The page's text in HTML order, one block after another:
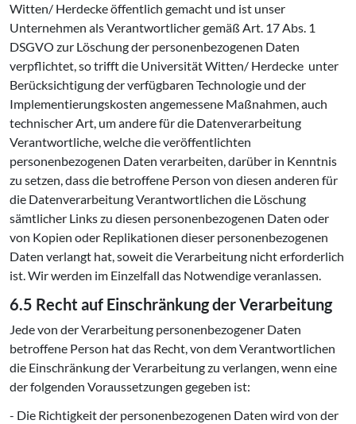
Witten/ Herdecke öffentlich gemacht und ist unser
Unternehmen als Verantwortlicher gemäß Art. 17 Abs. 1
DSGVO zur Löschung der personenbezogenen Daten
verpflichtet, so trifft die Universität Witten/ Herdecke unter
Berücksichtigung der verfügbaren Technologie und der
Implementierungskosten angemessene Maßnahmen, auch
technischer Art, um andere für die Datenverarbeitung
Verantwortliche, welche die veröffentlichten
personenbezogenen Daten verarbeiten, darüber in Kenntnis
zu setzen, dass die betroffene Person von diesen anderen für
die Datenverarbeitung Verantwortlichen die Löschung
sämtlicher Links zu diesen personenbezogenen Daten oder
von Kopien oder Replikationen dieser personenbezogenen
Daten verlangt hat, soweit die Verarbeitung nicht erforderlich
ist. Wir werden im Einzelfall das Notwendige veranlassen.
6.5 Recht auf Einschränkung der Verarbeitung
Jede von der Verarbeitung personenbezogener Daten
betroffene Person hat das Recht, von dem Verantwortlichen
die Einschränkung der Verarbeitung zu verlangen, wenn eine
der folgenden Voraussetzungen gegeben ist:
- Die Richtigkeit der personenbezogenen Daten wird von der